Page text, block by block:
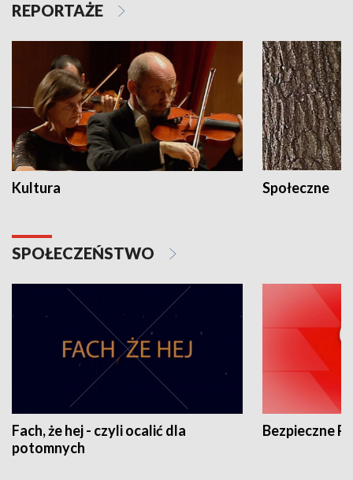
REPORTAŻE
Kultura Społeczne
SPOŁECZEŃSTWO
Fach, że hej - czyli ocalić dla
potomnych
Bezpieczne